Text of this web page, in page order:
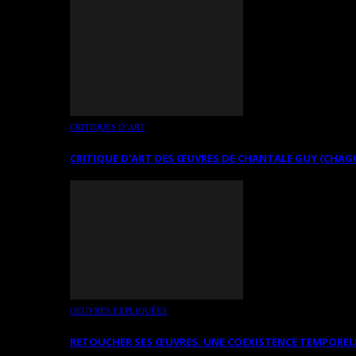
CRITIQUES D’ART
CRITIQUE D’ART DES ŒUVRES DE CHANTALE GUY
OEUVRES EXPLIQUÉES
RETOUCHER SES ŒUVRES. UNE COEXISTENCE